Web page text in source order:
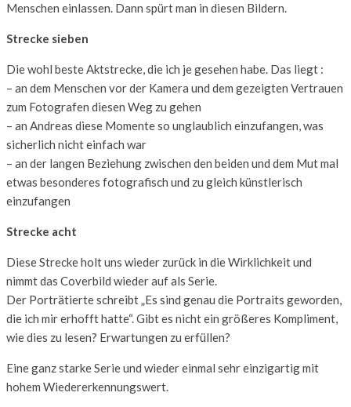
Menschen einlassen. Dann spürt man in diesen Bildern.
Strecke sieben
Die wohl beste Aktstrecke, die ich je gesehen habe. Das liegt :
– an dem Menschen vor der Kamera und dem gezeigten Vertrauen
zum Fotografen diesen Weg zu gehen
– an Andreas diese Momente so unglaublich einzufangen, was
sicherlich nicht einfach war
– an der langen Beziehung zwischen den beiden und dem Mut mal
etwas besonderes fotografisch und zu gleich künstlerisch
einzufangen
Strecke acht
Diese Strecke holt uns wieder zurück in die Wirklichkeit und
nimmt das Coverbild wieder auf als Serie.
Der Porträtierte schreibt „Es sind genau die Portraits geworden,
die ich mir erhofft hatte“. Gibt es nicht ein größeres Kompliment,
wie dies zu lesen? Erwartungen zu erfüllen?
Eine ganz starke Serie und wieder einmal sehr einzigartig mit
hohem Wiedererkennungswert.